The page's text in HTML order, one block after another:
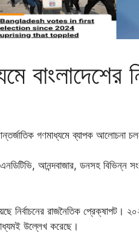
বাংলাদেশের
গণমাধ্যমে ব্যাপক আলোচনা
আনন্দবাজার, ডনসহ বিভিন্ন
নির্বাচনের রাজনৈতিক প্রেক্ষাপট।
উল্লেখ করেছে।